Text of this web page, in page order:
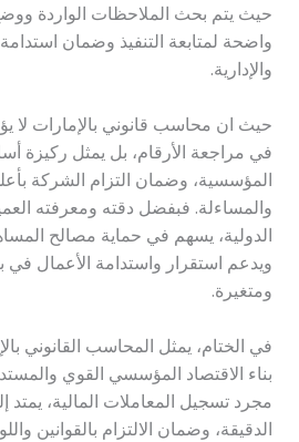
حيث يتم بحث الملاحظات الواردة
واضحة لمتابعة التنفيذ وضمان
والإدارية.
حيث ان محاسب قانوني بالإمارات لا
في مراجعة الأرقام، بل يمثل ركيزة
المؤسسية، وضمان التزام الشركة
والمساءلة. فبفضل دقته ومعرفته
الدولية، يسهم في حماية مصالح
ويدعم استقرار واستدامة الأعمال في
ومتغيرة.
في الختام، يمثل المحاسب القانوني
بناء الاقتصاد المؤسسي القوي
مجرد تسجيل المعاملات المالية، يمتد
الدقيقة، وضمان الالتزام بالقوانين